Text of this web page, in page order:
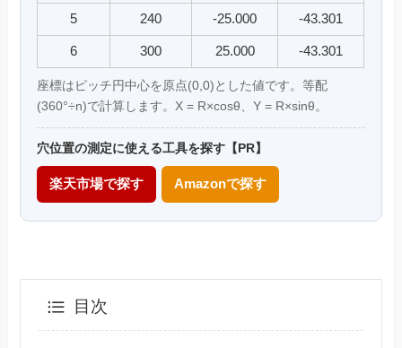
5 240 -25.000 -43.301
6 300 25.000 -43.301
座標はピッチ円中心を原点(0,0)とした値です。等配
(360°÷n)で計算します。X = R×cosθ、Y = R×sinθ。
穴位置の測定に使える工具を探す【PR】
楽天市場で探す Amazonで探す
目次